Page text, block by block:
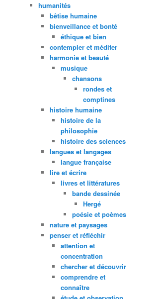
humanités
bêtise humaine
bienveillance et bonté
éthique et bien
contempler et méditer
harmonie et beauté
musique
chansons
rondes et
comptines
histoire humaine
histoire de la
philosophie
histoire des sciences
langues et langages
langue française
lire et écrire
livres et littératures
bande dessinée
Hergé
poésie et poèmes
nature et paysages
penser et réfléchir
attention et
concentration
chercher et découvrir
comprendre et
connaître